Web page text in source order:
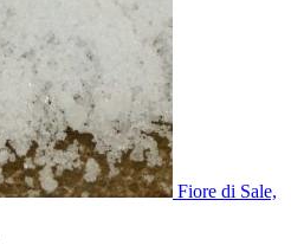
Fiore di Sale,